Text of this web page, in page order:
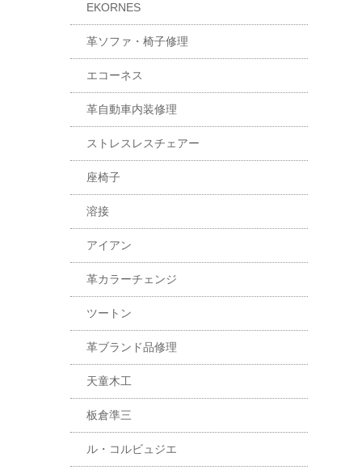
EKORNES
革ソファ・椅子修理
エコーネス
革自動車内装修理
ストレスレスチェアー
座椅子
溶接
アイアン
革カラーチェンジ
ツートン
革ブランド品修理
天童木工
板倉準三
ル・コルビュジエ